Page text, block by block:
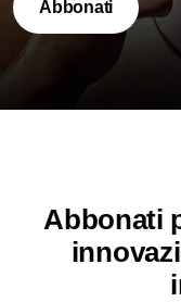
Abbonati
Abbonati